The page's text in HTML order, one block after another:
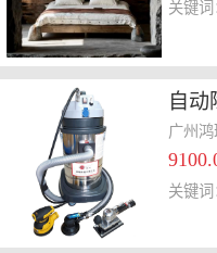
自
尘平
广州鸿
关键